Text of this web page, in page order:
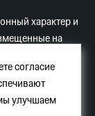
характер и
на
Рублевский
согласие
улучшаем